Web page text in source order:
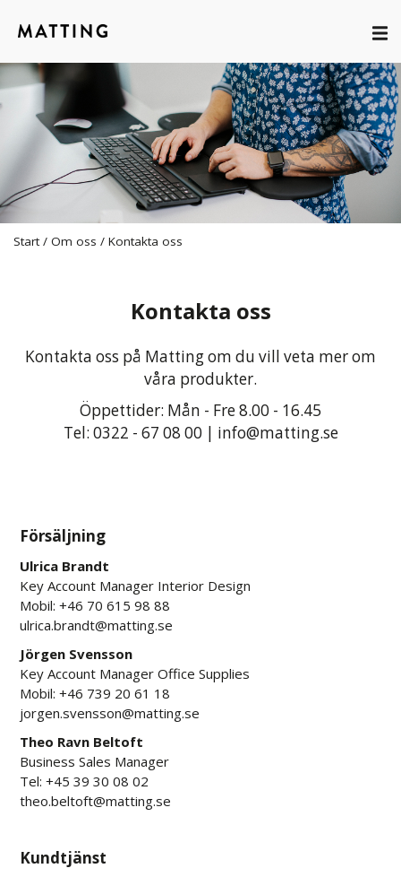
Start / Om oss / Kontakta oss
Kontakta oss
Kontakta oss på Matting om du vill veta mer om
våra produkter.
Öppettider: Mån - Fre 8.00 - 16.45
Tel: 0322 - 67 08 00| info@matting.se
Försäljning
Ulrica Brandt
Key Account Manager Interior Design
Mobil: +46 70 615 98 88
ulrica.brandt@matting.se
Jörgen Svensson
Key Account Manager Office Supplies
Mobil: +46 739 20 61 18
jorgen.svensson@matting.se
Theo Ravn Beltoft
Business Sales Manager
Tel:+45 39 30 08 02
theo.beltoft@matting.se
Kundtjänst